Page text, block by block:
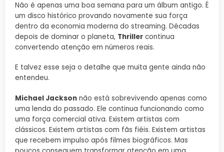
Não é apenas uma boa semana para um álbum antigo. É
um disco histórico provando novamente sua força
dentro da economia moderna do streaming. Décadas
depois de dominar o planeta, Thriller continua
convertendo atenção em números reais.
E talvez esse seja o detalhe que muita gente ainda não
entendeu.
Michael Jackson não está sobrevivendo apenas como
uma lenda do passado. Ele continua funcionando como
uma força comercial ativa. Existem artistas com
clássicos. Existem artistas com fãs fiéis. Existem artistas
que recebem impulso após filmes biográficos. Mas